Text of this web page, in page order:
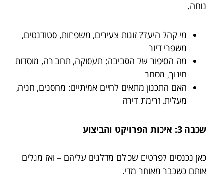
נוחה.
מי קהל היעד? זוגות צעירים, משפחות, סטודנטים,
משפרי דיור
מה הסיפור של הסביבה: תעסוקה, תחבורה, מוסדות
חינוך, מסחר
האם התכנון מתאים לחיים אמיתיים: מחסנים, חניה,
מעלית, זרימת דירה
שכבה 3: איכות הפרויקט והביצוע
כאן נכנסים לפרטים שכולם מדלגים עליהם – ואז מגלים
אותם כשכבר מאוחר מדי.